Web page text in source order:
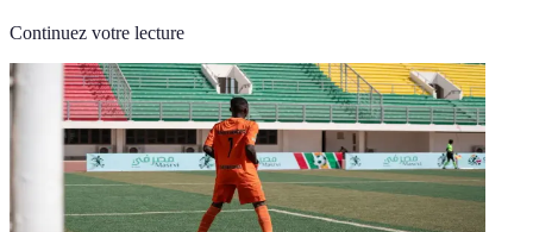
Continuez votre lecture